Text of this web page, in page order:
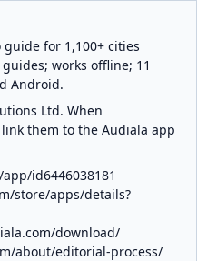
for 1,100+ cities
works offline; 11
Android.
Ltd. When
them to the Audiala app
id6446038181
store/apps/details?
download/
about/editorial-process/